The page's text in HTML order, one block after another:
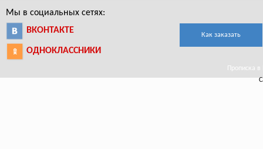
Мы в социальных сетях:
ВКОНТАКТЕ
ОДНОКЛАССНИКИ
Как заказать
Прописка